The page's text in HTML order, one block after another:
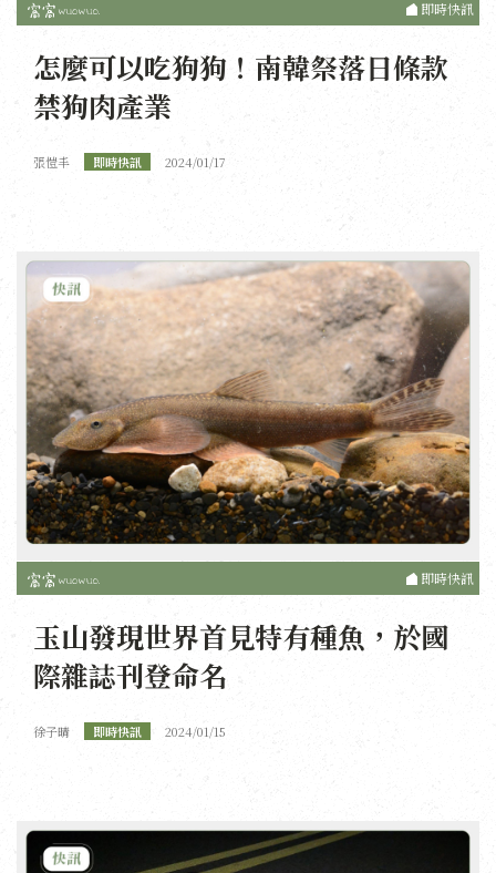
即時快訊
怎麼可以吃狗狗！南韓祭落日條款
禁狗肉產業
張愷丰 即時快訊 2024/01/17
即時快訊
玉山發現世界首見特有種魚，於國
際雜誌刊登命名
徐子晴 即時快訊 2024/01/15